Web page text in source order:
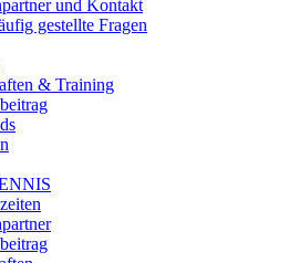
und Kontakt
gestellte Fragen
& Training